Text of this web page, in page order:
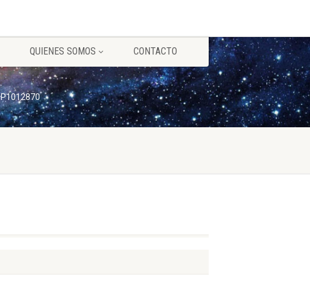
QUIENES SOMOS CONTACTO
P1012870